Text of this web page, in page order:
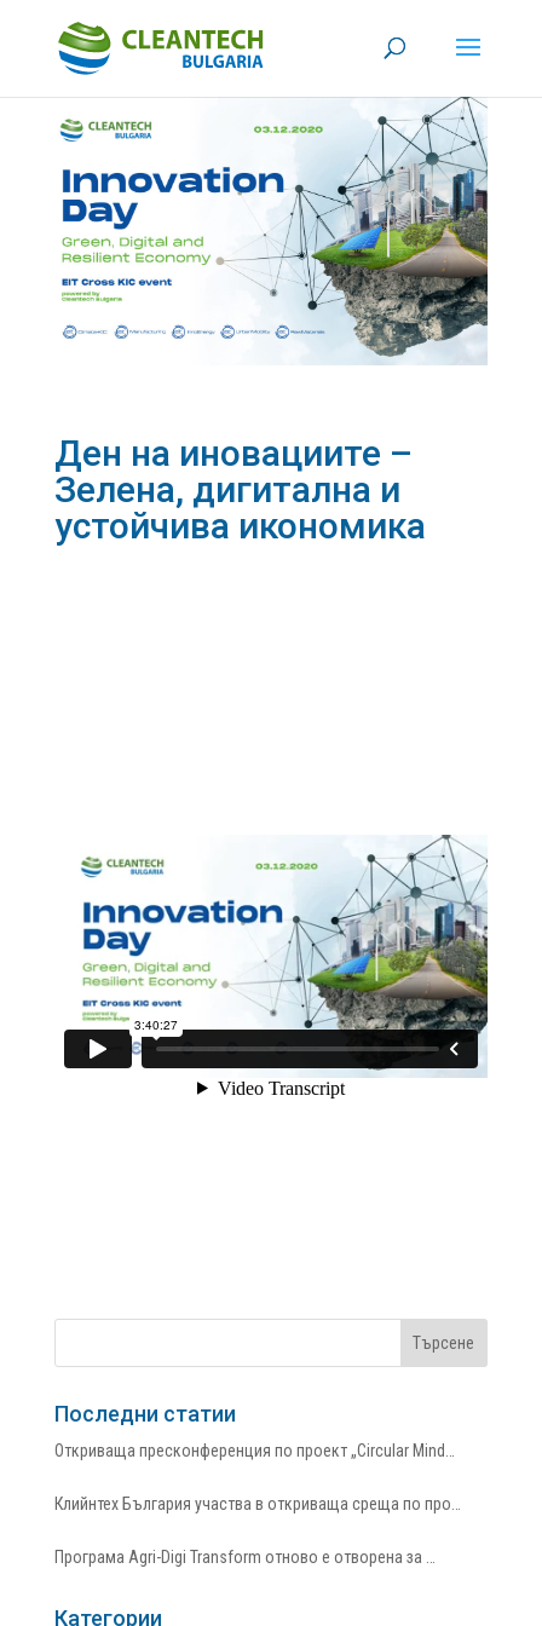
Ден на иновациите –
Зелена, дигитална и
устойчива икономика
Последни статии
Откриваща пресконференция по проект „Circular Mind…
Клийнтех България участва в откриваща среща по про…
Програма Agri-Digi Transform отново е отворена за …
Категории